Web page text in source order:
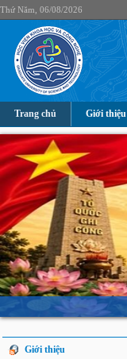
Thứ Năm, 06/08/2026
Trang chủ Giới thiệu
Giới thiệu